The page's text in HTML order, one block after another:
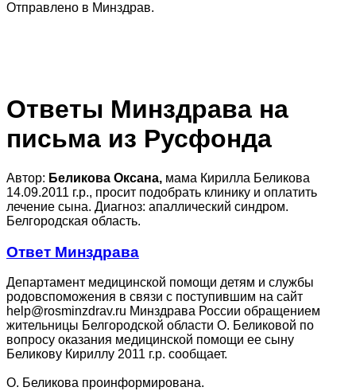
Отправлено в Минздрав.
Ответы Минздрава на
письма из Русфонда
Автор: Беликова Оксана, мама Кирилла Беликова
14.09.2011 г.р., просит подобрать клинику и оплатить
лечение сына. Диагноз: апаллический синдром.
Белгородская область.
Ответ Минздрава
Департамент медицинской помощи детям и службы
родовспоможения в связи с поступившим на сайт
help@rosminzdrav.ru Минздрава России обращением
жительницы Белгородской области О. Беликовой по
вопросу оказания медицинской помощи ее сыну
Беликову Кириллу 2011 г.р. сообщает.
О. Беликова проинформирована.